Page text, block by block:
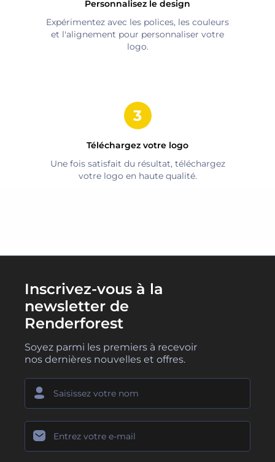
Personnalisez le design
Expérimentez avec les polices, les couleurs
et l'alignement pour personnaliser votre
logo.
Téléchargez votre logo
Une fois satisfait du résultat, téléchargez
votre logo en haute qualité.
Inscrivez-vous à la
newsletter de
Renderforest
Soyez parmi les premiers à recevoir
nos dernières nouvelles et offres.